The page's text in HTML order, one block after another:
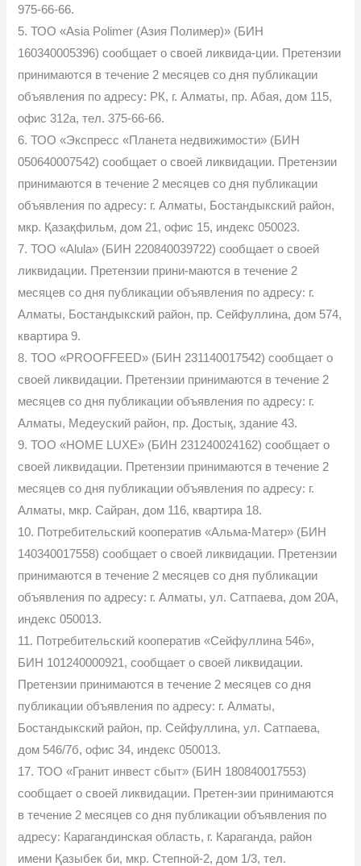
975-66-66.
5. ТОО «Asia Polimer (Азия Полимер)» (БИН
160340005396) сообщает о своей ликвида-ции. Претензии
принимаются в течение 2 месяцев со дня публикации
объявления по адресу: РК, г. Алматы, пр. Абая, дом 115,
офис 312а, тел. 375-66-66.
6. ТОО «Экспресс «Планета недвижимости» (БИН
050640007542) сообщает о своей ликвидации. Претензии
принимаются в течение 2 месяцев со дня публикации
объявления по адресу: г. Алматы, Бостандыкский район,
мкр. Қазақфильм, дом 21, офис 15, индекс 050023.
7. ТОО «Alula» (БИН 220840039722) сообщает о своей
ликвидации. Претензии прини-маются в течение 2
месяцев со дня публикации объявления по адресу: г.
Алматы, Бостандыкский район, пр. Сейфуллина, дом 574,
квартира 9.
8. ТОО «PROOFFEED» (БИН 231140017542) сообщает о
своей ликвидации. Претензии принимаются в течение 2
месяцев со дня публикации объявления по адресу: г.
Алматы, Медеуский район, пр. Достық, здание 43.
9. ТОО «HOME LUXE» (БИН 231240024162) сообщает о
своей ликвидации. Претензии принимаются в течение 2
месяцев со дня публикации объявления по адресу: г.
Алматы, мкр. Сайран, дом 116, квартира 18.
10. Потребительский кооператив «Альма-Матер» (БИН
140340017558) сообщает о своей ликвидации. Претензии
принимаются в течение 2 месяцев со дня публикации
объявления по адресу: г. Алматы, ул. Сатпаева, дом 20А,
индекс 050013.
11. Потребительский кооператив «Сейфуллина 546»,
БИН 101240000921, сообщает о своей ликвидации.
Претензии принимаются в течение 2 месяцев со дня
публикации объявления по адресу: г. Алматы,
Бостандыкский район, пр. Сейфуллина, ул. Сатпаева,
дом 546/7б, офис 34, индекс 050013.
17. ТОО «Гранит инвест сбыт» (БИН 180840017553)
сообщает о своей ликвидации. Претен-зии принимаются
в течение 2 месяцев со дня публикации объявления по
адресу: Карагандинская область, г. Караганда, район
имени Қазыбек би, мкр. Степной-2, дом 1/3, тел.